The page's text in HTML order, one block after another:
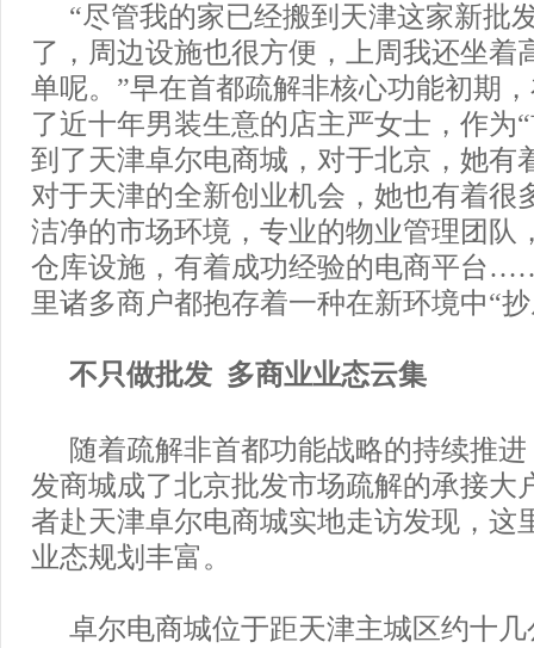
“尽管我的家已经搬到天津这家新批
了，周边设施也很方便，上周我还坐着
单呢。”早在首都疏解非核心功能初期
了近十年男装生意的店主严女士，作为
到了天津卓尔电商城，对于北京，她有
对于天津的全新创业机会，她也有着
洁净的市场环境，专业的物业管理团队
仓库设施，有着成功经验的电商平台
里诸多商户都抱存着一种在新环境中“
不只做批发 多商业业态云集
随着疏解非首都功能战略的持续推
发商城成了北京批发市场疏解的承接大
者赴天津卓尔电商城实地走访发现，这
业态规划丰富。
卓尔电商城位于距天津主城区约十